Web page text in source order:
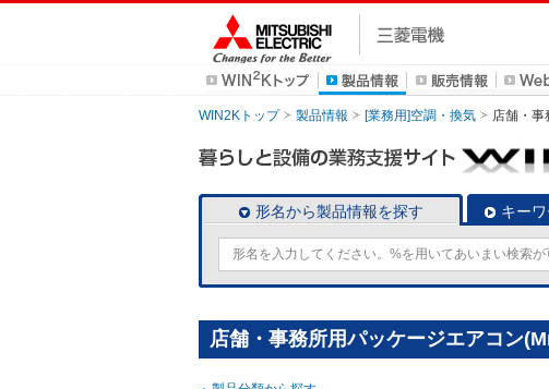
WIN2Kトップ 製品情報 [業務用]空調・換気 店舗・事
形名から製品情報を探す キー
店舗・事務所用パッケージエアコン